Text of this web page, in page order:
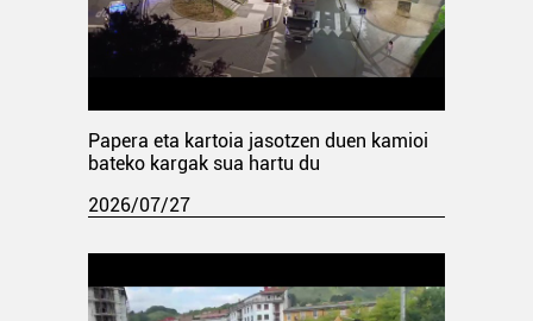
Papera eta kartoia jasotzen duen kamioi
bateko kargak sua hartu du
2026/07/27